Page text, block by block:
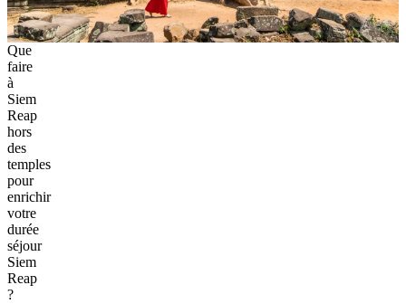
Que
faire
à
Siem
Reap
hors
des
temples
pour
enrichir
votre
durée
séjour
Siem
Reap
?